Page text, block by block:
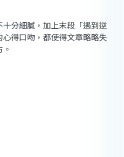
分細膩，加上末段「遇到逆
得口吻，都使得文章略略失